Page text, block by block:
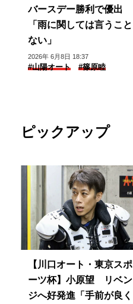
バースデー勝利で優出
「雨に関しては言うこと
ない」
2026年 6月8日 18:37
#山陽オート #篠原睦
ピックアップ
【川口オート・東京スポ
ーツ杯】小原望 リベン
ジへ好発進「手前が良く